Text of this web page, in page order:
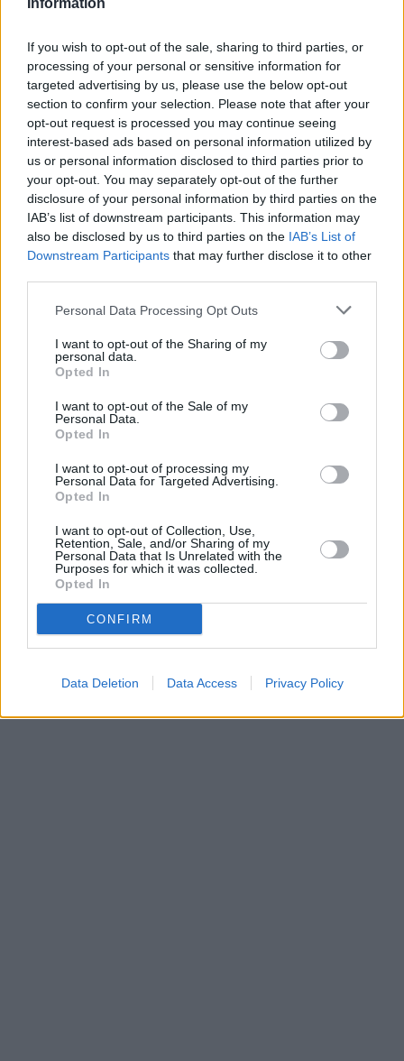
Information
If you wish to opt-out of the sale, sharing to third parties, or
processing of your personal or sensitive information for
targeted advertising by us, please use the below opt-out
section to confirm your selection. Please note that after your
opt-out request is processed you may continue seeing
interest-based ads based on personal information utilized by
us or personal information disclosed to third parties prior to
your opt-out. You may separately opt-out of the further
disclosure of your personal information by third parties on the
IAB’s list of downstream participants. This information may
also be disclosed by us to third parties on the IAB’s List of
Downstream Participants that may further disclose it to other
Personal Data Processing Opt Outs
I want to opt-out of the Sharing of my
personal data.
Opted In
I want to opt-out of the Sale of my
Personal Data.
Opted In
I want to opt-out of processing my
Personal Data for Targeted Advertising.
Opted In
I want to opt-out of Collection, Use,
Retention, Sale, and/or Sharing of my
Personal Data that Is Unrelated with the
Purposes for which it was collected.
Opted In
CONFIRM
Data Deletion Data Access Privacy Policy
Pracovní nabídky
07.08.2026 -Bosch Powertrain s.r.o. Jihlava • linkový střídač • mzda
48.400 Kč • příspěvek na ubytování (Jihlava, okres Jihlava)
07.08.2026 -
Bosch Powertrain s.r.o. Jihlava • obsluha CNC strojů •
48.400 Kč • náborový bonus 50.000 Kč • příspěvek na ubytování
okres Jihlava)
06.08.2026 -Bosch Powertrain s.r.o. Jihlava • CNC operátor• mzda
Kč • náborový bonus 50.000 Kč • příspěvek na ubytování (Jihlava,
Jihlava)
06.08.2026 -Bosch Powertrain s.r.o. • montážní dělník • mzda 44.700
týdenní zálohy na mzdu 2.000 Kč (Jihlava, okres Jihlava)
06.08.2026 -Bosch Powertrain s.r.o. Jihlava • práce ve skladu • mzda
Vybrané články
Parabola.cz- web o satelitní, terestrické a kabelové televizi, ©
O webu parabola.cz•O souborech cookies•Inzerce•Kontakt
Dovolená u moře•Bazény